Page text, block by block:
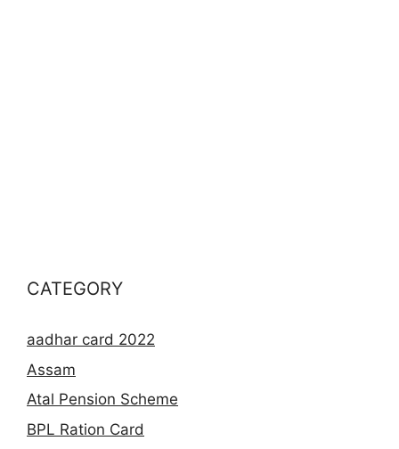
CATEGORY
aadhar card 2022
Assam
Atal Pension Scheme
BPL Ration Card